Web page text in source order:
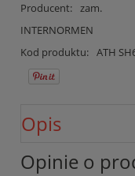
Producent: zam.
INTERNORMEN
Kod produktu: ATH
Opis
Opinie o